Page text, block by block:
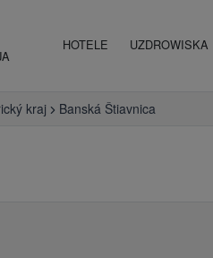
HOTELE UZDROWISKA
kraj Banská Štiavnica